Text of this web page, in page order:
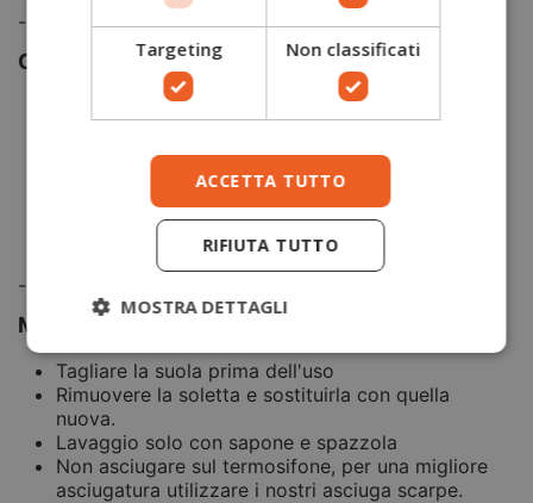
-
Caratteristiche Tecniche
Materiali leggeri e traspiranti
dell'avampiede
Guscio adattato ad archi plantari bassi (2,8 cm)
per una flessione dinamica dell'avampiede
Cuscinetto in gel per una migliore
ammortizzazione del tallone
-
Manutenzione e Utilizzo
Tagliare la suola prima dell'uso
Rimuovere la soletta e sostituirla con quella
nuova.
Lavaggio solo con sapone e spazzola
Non asciugare sul termosifone, per una migliore
asciugatura utilizzare i nostri asciuga scarpe.
Targeting Non classificati
ACCETTA TUTTO
RIFIUTA TUTTO
MOSTRA DETTAGLI